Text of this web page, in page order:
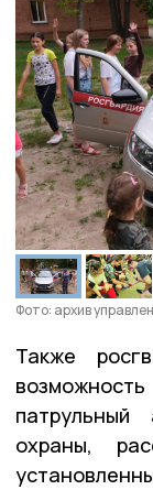
Фото: архив
Также
патрульный
охраны,